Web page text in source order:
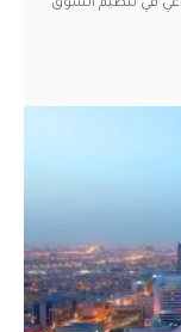
في تنظيم السوق